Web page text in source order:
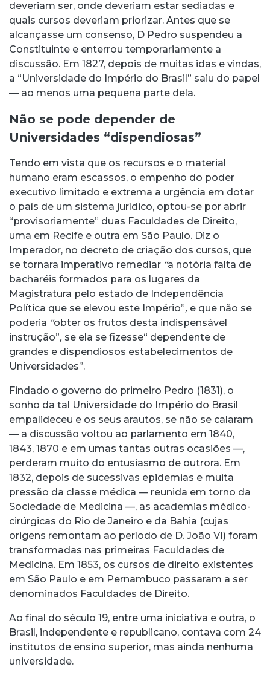
deveriam ser, onde deveriam estar sediadas e
quais cursos deveriam priorizar. Antes que se
alcançasse um consenso, D Pedro suspendeu a
Constituinte e enterrou temporariamente a
discussão. Em 1827, depois de muitas idas e vindas,
a “Universidade do Império do Brasil” saiu do papel
–– ao menos uma pequena parte dela.
Não se pode depender de
Universidades “dispendiosas”
Tendo em vista que os recursos e o material
humano eram escassos, o empenho do poder
executivo limitado e extrema a urgência em dotar
o país de um sistema jurídico, optou-se por abrir
“provisoriamente” duas Faculdades de Direito,
uma em Recife e outra em São Paulo. Diz o
Imperador, no decreto de criação dos cursos, que
se tornara imperativo remediar “a notória falta de
bacharéis formados para os lugares da
Magistratura pelo estado de Independência
Política que se elevou este Império”, e que não se
poderia “obter os frutos desta indispensável
instrução”, se ela se fizesse“ dependente de
grandes e dispendiosos estabelecimentos de
Universidades”.
Findado o governo do primeiro Pedro (1831), o
sonho da tal Universidade do Império do Brasil
empalideceu e os seus arautos, se não se calaram
–– a discussão voltou ao parlamento em 1840,
1843, 1870 e em umas tantas outras ocasiões ––,
perderam muito do entusiasmo de outrora. Em
1832, depois de sucessivas epidemias e muita
pressão da classe médica –– reunida em torno da
Sociedade de Medicina ––, as academias médico-
cirúrgicas do Rio de Janeiro e da Bahia (cujas
origens remontam ao período de D. João VI) foram
transformadas nas primeiras Faculdades de
Medicina. Em 1853, os cursos de direito existentes
em São Paulo e em Pernambuco passaram a ser
denominados Faculdades de Direito.
Ao final do século 19, entre uma iniciativa e outra, o
Brasil, independente e republicano, contava com 24
institutos de ensino superior, mas ainda nenhuma
universidade.